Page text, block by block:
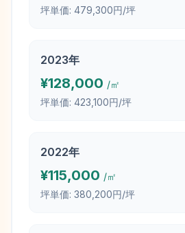
坪単価: 479,300円/坪
2023年
¥128,000 /㎡
坪単価: 423,100円/坪
2022年
¥115,000 /㎡
坪単価: 380,200円/坪